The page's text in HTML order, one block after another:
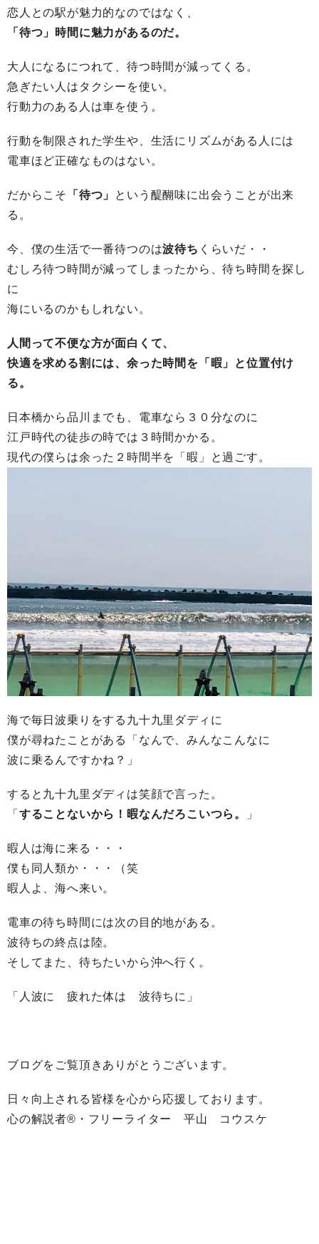
恋人との駅が魅力的なのではなく、
「待つ」時間に魅力があるのだ。
大人になるにつれて、待つ時間が減ってくる。
急ぎたい人はタクシーを使い。
行動力のある人は車を使う。
行動を制限された学生や、生活にリズムがある人には
電車ほど正確なものはない。
だからこそ 「待つ」
という醍醐味に出会うことが出来
る。
今、僕の生活で一番待つのは波待ち くらいだ・・
むしろ待つ時間が減ってしまったから、待ち時間を探し
に
海にいるのかもしれない。
人間って不便な方が面白くて、
快適を求める割には、余った時間を「暇」と位置付け
る。
日本橋から品川までも、電車なら３０分なのに
江戸時代の徒歩の時では３時間かかる。
現代の僕らは余った２時間半を「暇」と過ごす。
海で毎日波乗りをする九十九里ダディに
僕が尋ねたことがある「なんで、みんなこんなに
波に乗るんですかね？」
すると九十九里ダディは笑顔で言った。
「 することないから！暇なんだろこいつら。 」
暇人は海に来る・・・
僕も同人類か・・・（笑
暇人よ、海へ来い。
電車の待ち時間には次の目的地がある。
波待ちの終点は陸。
そしてまた、待ちたいから沖へ行く。
「人波に 疲れた体は 波待ちに」
ブログをご覧頂きありがとうございます。
日々向上される皆様を心から応援しております。
心の解説者®︎・フリーライター 平山 コウスケ